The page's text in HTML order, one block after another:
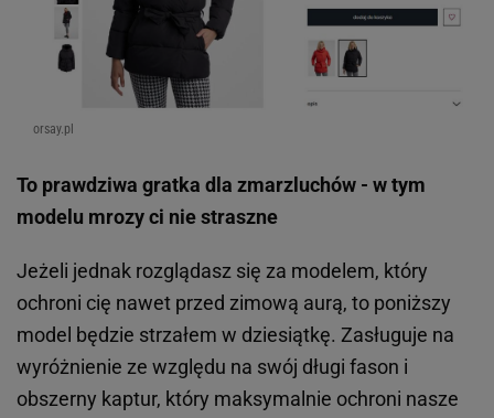
orsay.pl
To prawdziwa gratka dla zmarzluchów - w tym
modelu mrozy ci nie straszne
Jeżeli jednak rozglądasz się za modelem, który
ochroni cię nawet przed zimową aurą, to poniższy
model będzie strzałem w dziesiątkę. Zasługuje na
wyróżnienie ze względu na swój długi fason i
obszerny kaptur, który maksymalnie ochroni nasze